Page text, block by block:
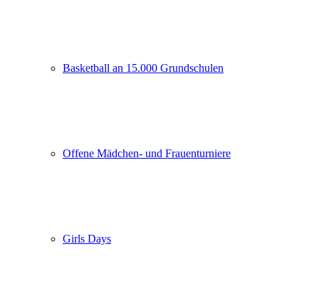
Basketball an 15.000 Grundschulen
Offene Mädchen- und Frauenturniere
Girls Days